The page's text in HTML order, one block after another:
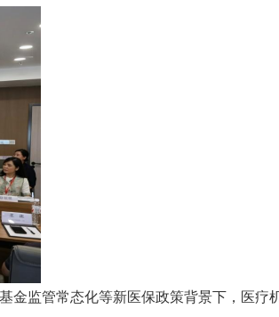
金监管常态化等新医保政策背景下，医疗